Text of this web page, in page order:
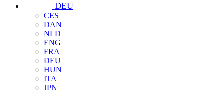
DEU
CES
DAN
NLD
ENG
FRA
DEU
HUN
ITA
JPN